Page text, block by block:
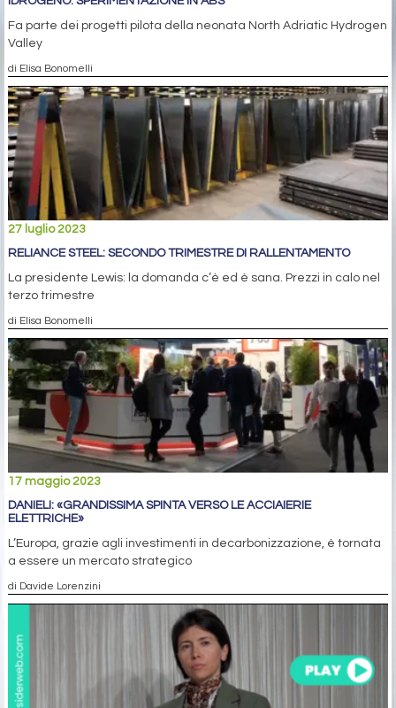
Fa parte dei progetti pilota della neonata North Adriatic Hydrogen
Valley
di Elisa Bonomelli
27 luglio 2023
RELIANCE STEEL: SECONDO TRIMESTRE DI RALLENTAMENTO
La presidente Lewis: la domanda c’è ed è sana. Prezzi in calo nel
terzo trimestre
di Elisa Bonomelli
17 maggio 2023
DANIELI: «GRANDISSIMA SPINTA VERSO LE ACCIAIERIE
ELETTRICHE»
L’Europa, grazie agli investimenti in decarbonizzazione, è tornata
a essere un mercato strategico
di Davide Lorenzini